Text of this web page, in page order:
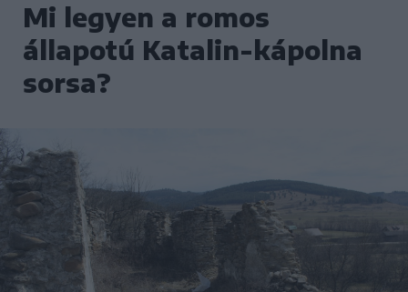
Mi legyen a romos
állapotú Katalin-kápolna
sorsa?